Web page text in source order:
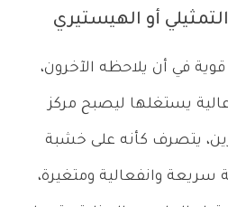
أو الهيستيري
في أن يلاحظه الآخرون،
يستغلها ليصبح مركز
يتصرف كأنه على خشبة
وانفعالية ومتغيرة،